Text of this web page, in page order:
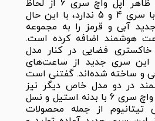
در نظر گرفته است. ظاهر اپل واچ سری 6 از لحاظ
ظاهری هیچ تفاوتی با سری 4 و 5 ندارد، با این حال
آبی و قرمز را به مجموعه
هوشمند اضافه کرده است.
خاکستری فضایی در کنار مدل
این سری جدید از ساعت‌های
و ساخته شده‌اند. گفتنی است
در دو مدل خاص دیگر نیز
تولید شده است. اپل واچ سری 6 با بدنه استیل و نسل
از جمله محصولات